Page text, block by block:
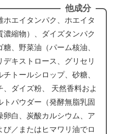
他成分
エイタンパク、ホエイタ
濃縮物）、ダイズタンパク
、野菜油（パーム核油、
キストロース、グリセリ
トールシロップ、砂糖、
ダイズ粉、 天然香料およ
パウダー（発酵無脂乳固
白、炭酸カルシウム、ア
／またはヒマワリ油でロ